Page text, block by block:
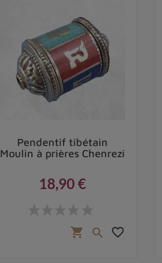
Pendentif tibétain
Moulin à prières Chenrezi
18,90 €
shopping_cart  favorite_border